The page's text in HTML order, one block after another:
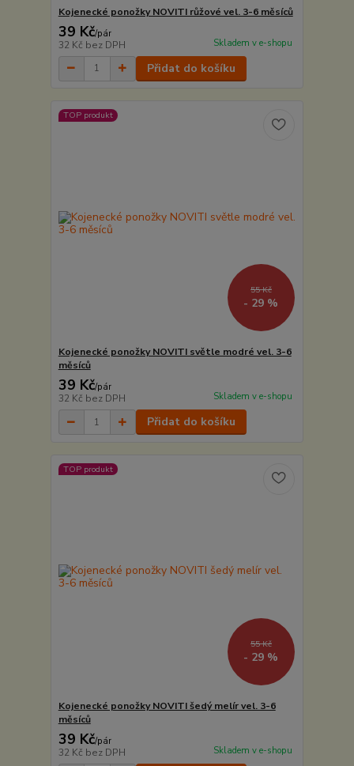
Kojenecké ponožky NOVITI růžové vel. 3-6 měsíců
39 Kč/pár
32 Kč bez DPH Skladem v e-shopu
Přidat do košíku
TOP produkt
55 Kč
- 29 %
Kojenecké ponožky NOVITI světle modré vel. 3-6
měsíců
39 Kč/pár
32 Kč bez DPH Skladem v e-shopu
Přidat do košíku
TOP produkt
55 Kč
- 29 %
Kojenecké ponožky NOVITI šedý melír vel. 3-6
měsíců
39 Kč/pár
32 Kč bez DPH Skladem v e-shopu